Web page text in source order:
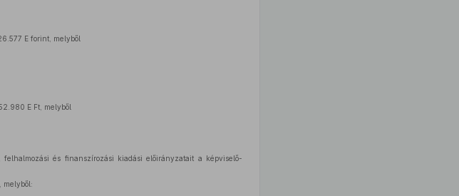
E forint, melyből
E Ft, melyből
és finanszírozási kiadási előirányzatait a képviselő-
melyből: